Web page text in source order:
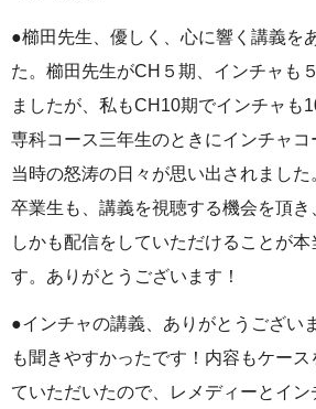
●櫛田先生、優しく、心に響く講義を
た。櫛田先生がCH５期、インチャも
ましたが、私もCH10期でインチャも
専科コース三年生のときにインチャコ
当時の怒涛の日々が思い出されまし
卒業生も、講義を視聴する機会を頂き
しかも配信をしていただけることが
す。ありがとうございます！
●インチャの講義、ありがとうござい
も聞きやすかったです！内容もケー
ていただいたので、レメディーとイン